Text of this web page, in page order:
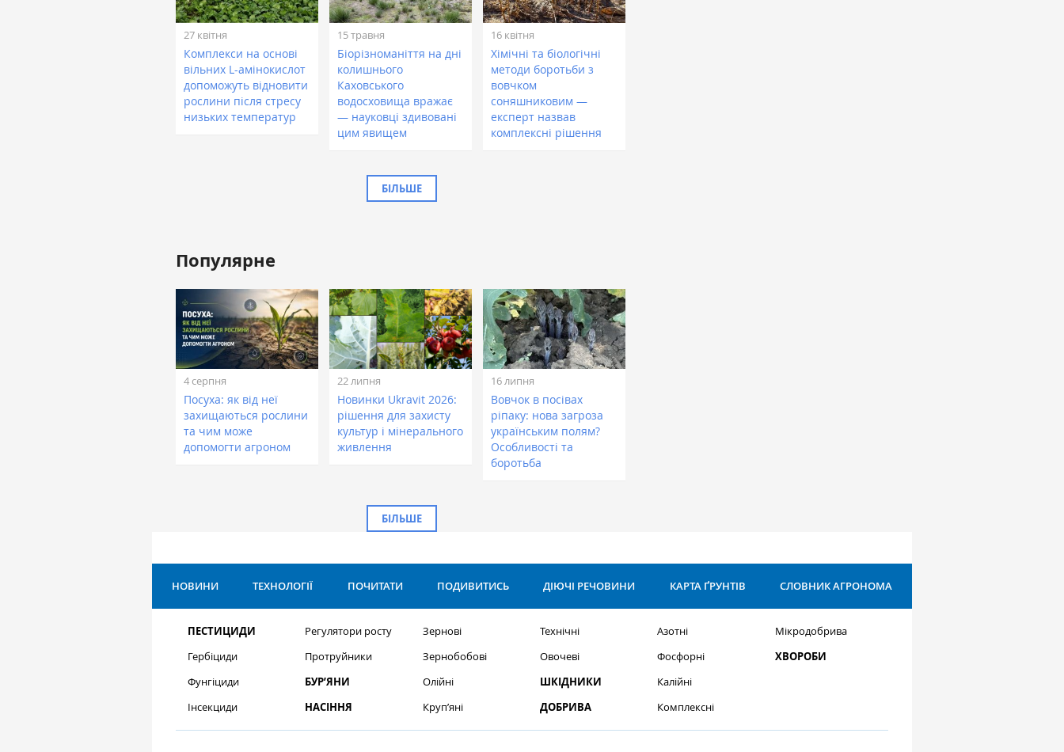
27 квітня
Комплекси на основі
вільних L-амінокислот
допоможуть відновити
рослини після стресу
низьких температур
15 травня
Біорізноманіття на дні
колишнього
Каховського
водосховища вражає
— науковці здивовані
цим явищем
16 квітня
Хімічні та біологічні
методи боротьби з
вовчком
соняшниковим —
експерт назвав
комплексні рішення
БІЛЬШЕ
Популярне
4 серпня
Посуха: як від неї
захищаються рослини
та чим може
допомогти агроном
22 липня
Новинки Ukravit 2026:
рішення для захисту
культур і мінерального
живлення
16 липня
Вовчок в посівах
ріпаку: нова загроза
українським полям?
Особливості та
боротьба
БІЛЬШЕ
НОВИНИ ТЕХНОЛОГІЇ ПОЧИТАТИ ПОДИВИТИСЬ ДІЮЧІ РЕЧОВИНИ КАРТА ҐРУНТІВ СЛОВНИК АГРОНОМА
ПЕСТИЦИДИ
Гербіциди
Фунгіциди
Інсекциди
Регулятори росту
Протруйники
БУР’ЯНИ
НАСІННЯ
Зернові
Зернобобові
Олійні
Круп’яні
Технічні
Овочеві
ШКІДНИКИ
ДОБРИВА
Азотні
Фосфорні
Калійні
Комплексні
Мікродобрива
ХВОРОБИ